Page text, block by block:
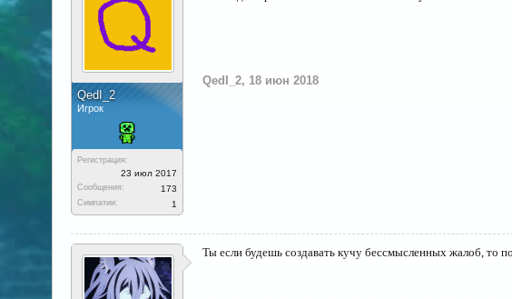
QedI_2
Игрок
Регистрация:
23 июл 2017
Сообщения: 173
Симпатии: 1
QedI_2, 18 июн 2018
Ты если будешь создавать кучу бессмысленных жалоб, то